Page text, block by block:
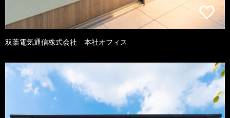
双葉電気通信株式会社 本社オフィス